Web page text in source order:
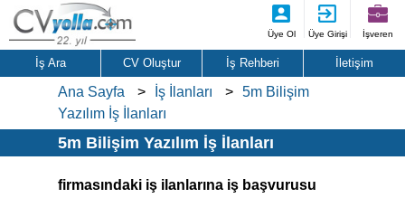
Üye Ol Üye Girişi İşveren
İş Ara CV Oluştur İş Rehberi İletişim
Ana Sayfa İş İlanları
5m Bilişim
Yazılım İş İlanları
5m Bilişim Yazılım İş İlanları
firmasındaki iş ilanlarına iş başvurusu